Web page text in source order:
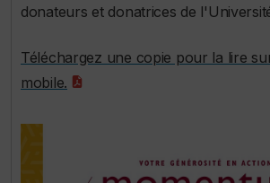
donateurs et donatrices de
Téléchargez une copie pour la lire
mobile.